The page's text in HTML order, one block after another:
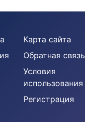
Карта сайта
Обратная связь
Условия
использования
Регистрация